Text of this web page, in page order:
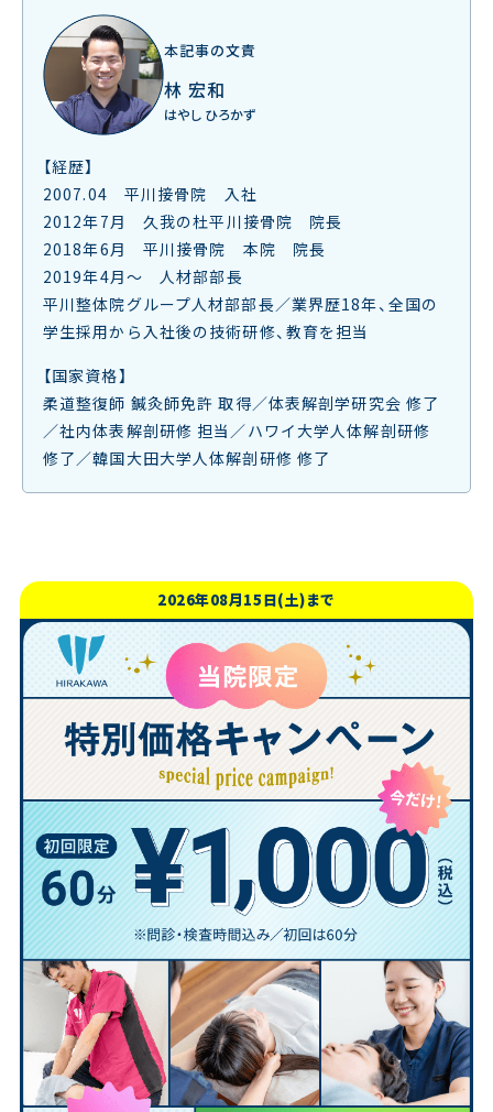
本記事の文責
林 宏和
はやし ひろかず
【経歴】
2007.04 平川接骨院 入社
2012年7月 久我の杜平川接骨院 院長
2018年6月 平川接骨院 本院 院長
2019年4月～ 人材部部長
平川整体院グループ人材部部長／業界歴18年、全国の
学生採用から入社後の技術研修、教育を担当
【国家資格】
柔道整復師 鍼灸師免許 取得／体表解剖学研究会 修了
／社内体表解剖研修 担当／ハワイ大学人体解剖研修
修了／韓国大田大学人体解剖研修 修了
2026年08月15日(土)まで